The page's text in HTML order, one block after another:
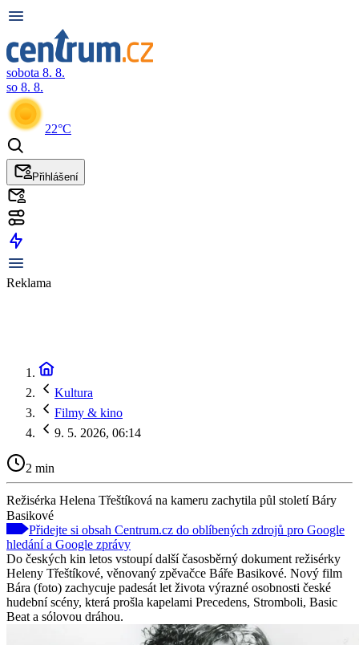
sobota 8. 8.
so 8. 8.
22°C
Přihlášení
Reklama
Kultura
Filmy & kino
9. 5. 2026, 06:14
2 min
Režisérka Helena Třeštíková na kameru zachytila půl století Báry
Basikové
Přidejte si obsah Centrum.cz do oblíbených zdrojů pro Google
hledání a Google zprávy
Do českých kin letos vstoupí další časosběrný dokument režisérky
Heleny Třeštíkové, věnovaný zpěvačce Báře Basikové. Nový film
Bára (foto) zachycuje padesát let života výrazné osobnosti české
hudební scény, která prošla kapelami Precedens, Stromboli, Basic
Beat a sólovou dráhou.